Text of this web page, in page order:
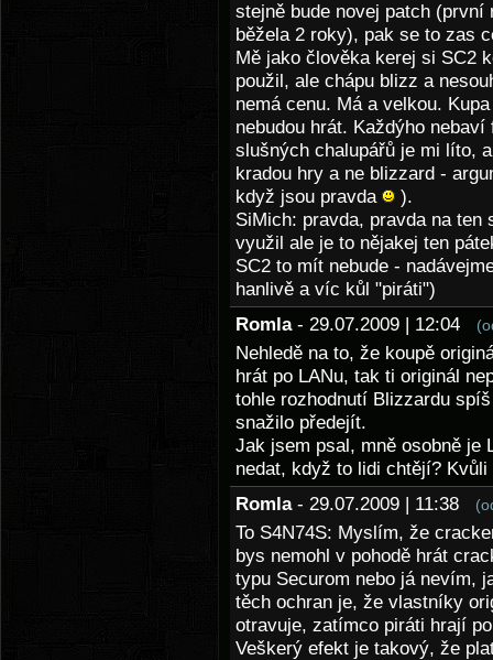
stejně bude novej patch
běžela 2 roky), pak se to zas
Mě jako člověka kerej si SC2
použil, ale chápu blizz a
nemá cenu. Má a velkou.
nebudou hrát. Každýho
slušných chalupářů je mi líto,
kradou hry a ne blizzard -
když jsou pravda
).
SiMich: pravda, pravda na
využil ale je to nějakej ten
SC2 to mít nebude -
hanlivě a víc kůl "piráti")
Romla - 29.07.2009 | 12:04
Nehledě na to, že koupě
hrát po LANu, tak ti originál
tohle rozhodnutí Blizzardu
snažilo předejít.
Jak jsem psal, mně osobně je
nedat, když to lidi chtějí?
Romla - 29.07.2009 | 11:38
To S4N74S: Myslím, že
bys nemohl v pohodě hrát
typu Securom nebo já nevím,
těch ochran je, že vlastníky
otravuje, zatímco piráti hrají
Veškerý efekt je takový, že